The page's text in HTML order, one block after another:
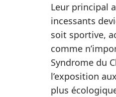
Leur principal
incessants
soit sportive,
comme
Syndrome du
l’exposition
plus